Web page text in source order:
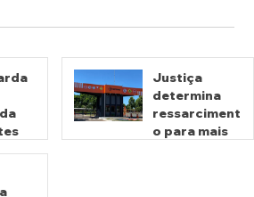
Justiça
determina
ressarciment
o para mais